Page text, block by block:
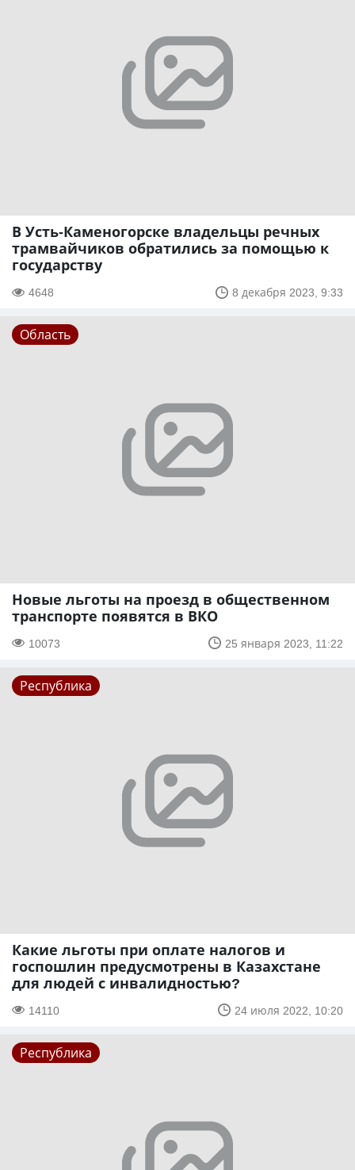
В Усть-Каменогорске владельцы речных
трамвайчиков обратились за помощью к
государству
4648 8 декабря 2023, 9:33
Область
Новые льготы на проезд в общественном
транспорте появятся в ВКО
10073 25 января 2023, 11:22
Республика
Какие льготы при оплате налогов и
госпошлин предусмотрены в Казахстане
для людей с инвалидностью?
14110 24 июля 2022, 10:20
Республика